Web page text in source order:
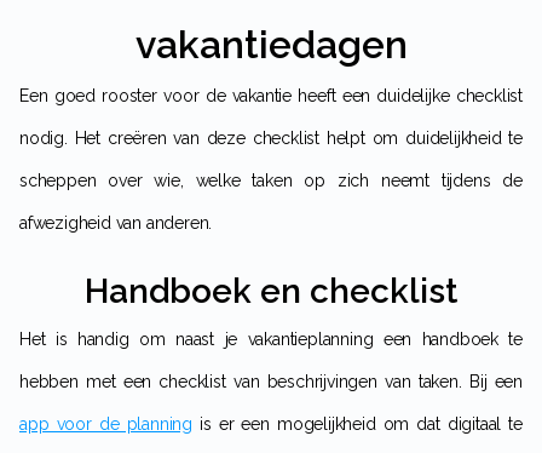
vakantiedagen
Een goed rooster voor de vakantie heeft een duidelijke checklist
nodig. Het creëren van deze checklist helpt om duidelijkheid te
scheppen over wie, welke taken op zich neemt tijdens de
afwezigheid van anderen.
Handboek en checklist
Het is handig om naast je vakantieplanning een handboek te
hebben met een checklist van beschrijvingen van taken. Bij een
app voor de planning is er een mogelijkheid om dat digitaal te